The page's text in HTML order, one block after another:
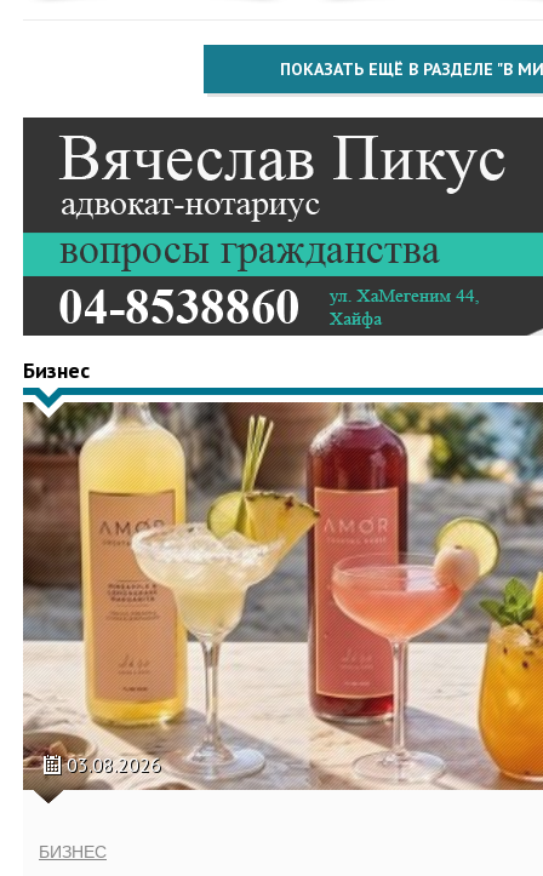
ПОКАЗАТЬ ЕЩЁ В РАЗДЕЛЕ "В
Бизнес
03.08.2026
БИЗНЕС